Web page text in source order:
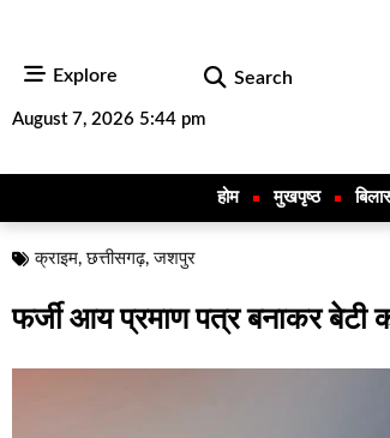
Explore Search
August 7, 2026 5:44 pm
होम मुखपृष्ठ
क्राइम,छत्तीसगढ़,जशपुर
फर्जी आय प्रमाण पत्र बनाकर बेटी